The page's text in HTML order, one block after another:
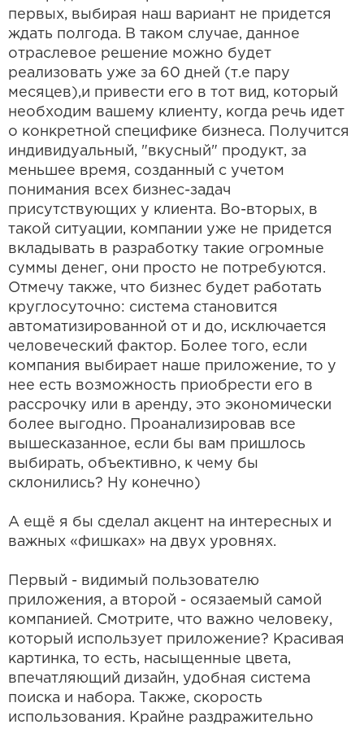
первых, выбирая наш вариант не придется
ждать полгода. В таком случае, данное
отраслевое решение можно будет
реализовать уже за 60 дней (т.е пару
месяцев),и привести его в тот вид, который
необходим вашему клиенту, когда речь идет
о конкретной специфике бизнеса. Получится
индивидуальный, "вкусный" продукт, за
меньшее время, созданный с учетом
понимания всех бизнес-задач
присутствующих у клиента. Во-вторых, в
такой ситуации, компании уже не придется
вкладывать в разработку такие огромные
суммы денег, они просто не потребуются.
Отмечу также, что бизнес будет работать
круглосуточно: система становится
автоматизированной от и до, исключается
человеческий фактор. Более того, если
компания выбирает наше приложение, то у
нее есть возможность приобрести его в
рассрочку или в аренду, это экономически
более выгодно. Проанализировав все
вышесказанное, если бы вам пришлось
выбирать, объективно, к чему бы
склонились? Ну конечно)
А ещё я бы сделал акцент на интересных и
важных «фишках» на двух уровнях.
Первый - видимый пользователю
приложения, а второй - осязаемый самой
компанией. Смотрите, что важно человеку,
который использует приложение? Красивая
картинка, то есть, насыщенные цвета,
впечатляющий дизайн, удобная система
поиска и набора. Также, скорость
использования. Крайне раздражительно